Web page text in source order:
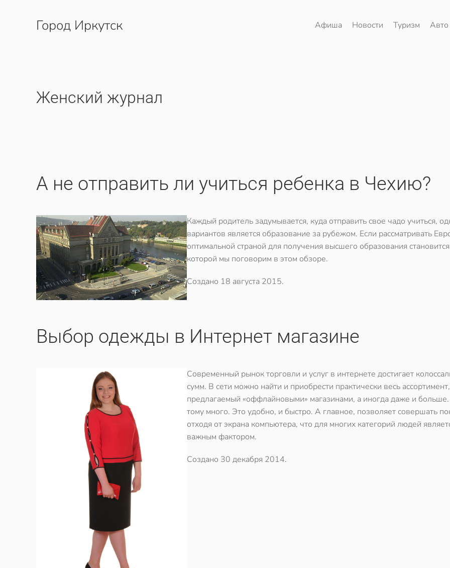
Перейти к содержимому
Город Иркутск Афиша Новости Туризм Авто
Женский журнал
А не отправить ли учиться ребенка в Чехию?
Каждый родитель задумывается, куда отправить свое чадо учиться,
вариантов является образование за рубежом. Если рассматривать
оптимальной страной для получения высшего образования
которой мы поговорим в этом обзоре.
Создано 18 августа 2015.
Выбор одежды в Интернет магазине
Современный рынок торговли и услуг в интернете достигает
сумм. В сети можно найти и приобрести практически весь ассортимент,
предлагаемый «оффлайновыми» магазинами, а иногда даже и
тому много. Это удобно, и быстро. А главное, позволяет совершать
отходя от экрана компьютера, что для многих категорий людей
важным фактором.
Создано 30 декабря 2014.